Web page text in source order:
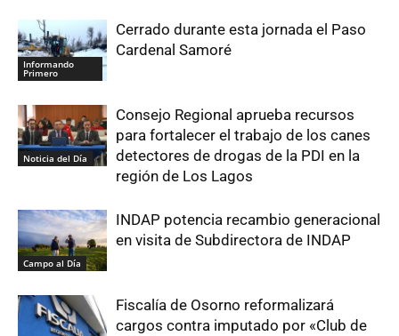
Informando
Primero
Cerrado durante esta jornada el Paso
Cardenal Samoré
Noticia del Día
Consejo Regional aprueba recursos
para fortalecer el trabajo de los canes
detectores de drogas de la PDI en la
región de Los Lagos
Campo al Día
INDAP potencia recambio generacional
en visita de Subdirectora de INDAP
Fiscalía de Osorno reformalizará
cargos contra imputado por «Club de